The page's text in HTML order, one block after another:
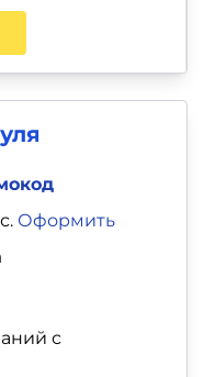
Оформить
с